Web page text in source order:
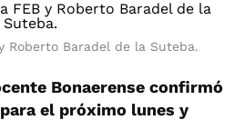
Roberto Baradel de la Suteba.
Bonaerense confirmó
el próximo lunes y